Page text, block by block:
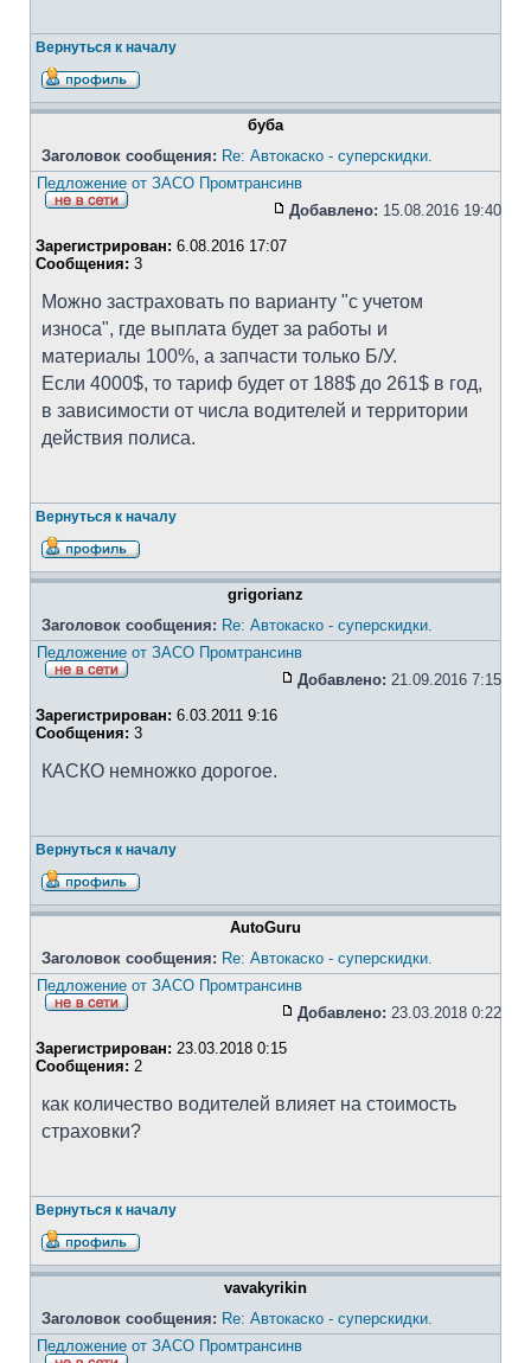
Вернуться к началу
буба
Заголовок сообщения: Re: Автокаско - суперскидки.
Педложение от ЗАСО Промтрансинв
Добавлено: 15.08.2016 19:40
Зарегистрирован: 6.08.2016 17:07
Сообщения: 3
Можно застраховать по варианту "с учетом
износа", где выплата будет за работы и
материалы 100%, а запчасти только Б/У.
Если 4000$, то тариф будет от 188$ до 261$ в год,
в зависимости от числа водителей и территории
действия полиса.
Вернуться к началу
grigorianz
Заголовок сообщения: Re: Автокаско - суперскидки.
Педложение от ЗАСО Промтрансинв
Добавлено: 21.09.2016 7:15
Зарегистрирован: 6.03.2011 9:16
Сообщения: 3
КАСКО немножко дорогое.
Вернуться к началу
AutoGuru
Заголовок сообщения: Re: Автокаско - суперскидки.
Педложение от ЗАСО Промтрансинв
Добавлено: 23.03.2018 0:22
Зарегистрирован: 23.03.2018 0:15
Сообщения: 2
как количество водителей влияет на стоимость
страховки?
Вернуться к началу
vavakyrikin
Заголовок сообщения: Re: Автокаско - суперскидки.
Педложение от ЗАСО Промтрансинв